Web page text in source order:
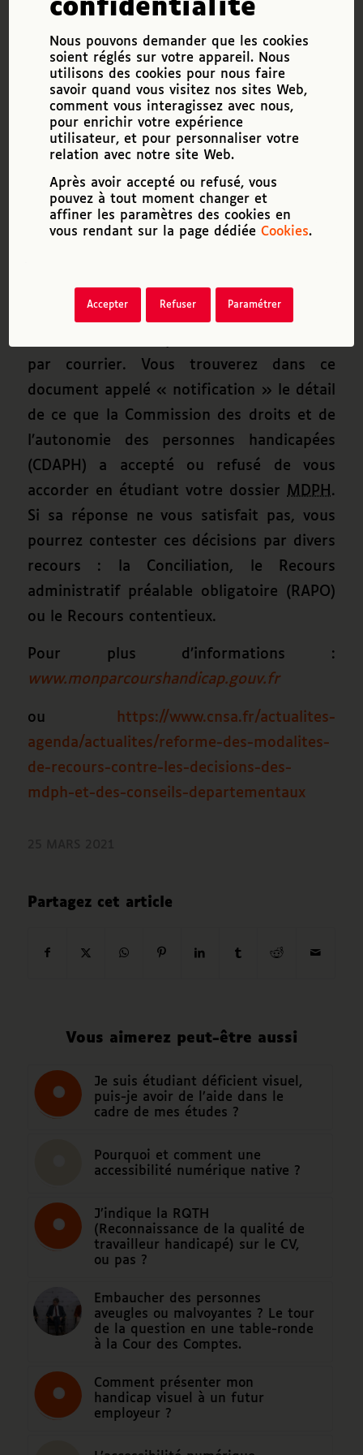
confidentialité
Nous pouvons demander que les cookies
soient réglés sur votre appareil. Nous
utilisons des cookies pour nous faire
savoir quand vous visitez nos sites Web,
comment vous interagissez avec nous,
pour enrichir votre expérience
utilisateur, et pour personnaliser votre
relation avec notre site Web.
Après avoir accepté ou refusé, vous
pouvez à tout moment changer et
affiner les paramètres des cookies en
vous rendant sur la page dédiée Cookies.
Accepter Refuser Paramétrer
pendant plus de quatre mois par la
commission des droits et de l’autonomie
des personnes handicapées vaut décision
de rejet
. Toutefois, compte tenu des
nombreuses sollicitations reçues par les
MDPH, les délais sont souvent plus longs,
4 à 6 mois en moyenne, mais cela peut
être beaucoup plus selon les
avant de l’envoyer.
par courrier. Vous trouverez dans ce
document appelé « notification » le détail
de ce que la Commission des droits et de
l’autonomie des personnes handicapées
(CDAPH) a accepté ou refusé de vous
accorder en étudiant votre dossier MDPH .
Si sa réponse ne vous satisfait pas, vous
pourrez contester ces décisions par divers
recours : la Conciliation, le Recours
administratif préalable obligatoire (RAPO)
ou le Recours contentieux.
Pour plus d’informations :
www.monparcourshandicap.gouv.fr
ou
https://www.cnsa.fr/actualites-
agenda/actualites/reforme-des-modalites-
de-recours-contre-les-decisions-des-
mdph-et-des-conseils-departementaux
Partagez cet article
Vous aimerez peut-être aussi
Je suis étudiant déficient visuel,
puis-je avoir de l’aide dans le
cadre de mes études ?
Pourquoi et comment une
accessibilité numérique native ?
J’indique la RQTH
(Reconnaissance de la qualité de
travailleur handicapé) sur le CV,
ou pas ?
Embaucher des personnes
aveugles ou malvoyantes ? Le tour
de la question en une table-ronde
à la Cour des Comptes.
Comment présenter mon
handicap visuel à un futur
employeur ?